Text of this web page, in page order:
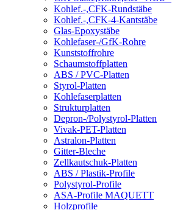
Kohlef.-,CFK-Rundstäbe
Kohlef.-,CFK-4-Kantstäbe
Glas-Epoxystäbe
Kohlefaser-/GfK-Rohre
Kunststoffrohre
Schaumstoffplatten
ABS / PVC-Platten
Styrol-Platten
Kohlefaserplatten
Strukturplatten
Depron-/Polystyrol-Platten
Vivak-PET-Platten
Astralon-Platten
Gitter-Bleche
Zellkautschuk-Platten
ABS / Plastik-Profile
Polystyrol-Profile
ASA-Profile MAQUETT
Holzprofile